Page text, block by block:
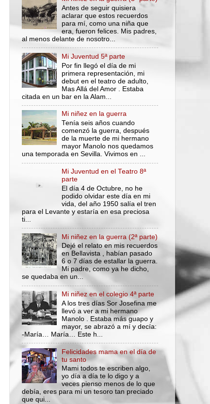
Antes de seguir quisiera
aclarar que estos recuerdos
para mí, como una niña que
era, fueron felices. Mis padres,
al menos delante de nosotro...
Mi Juventud 5ª parte
Por fin llegó el día de mi
primera representación, mi
debut en el teatro de adulto,
Mas Allá del Amor . Estaba
citada en un bar en la Alam...
Mi niñez en la guerra
Tenía seis años cuando
comenzó la guerra, después
de la muerte de mi hermano
mayor Manolo nos quedamos
una temporada en Sevilla. Vivimos en ...
Mi Juventud en el Teatro 8ª
parte
El día 4 de Octubre, no he
podido olvidar este día en mi
vida, del año 1950 salía el tren
para el Levante y estaría en esa preciosa
ti...
Mi niñez en la guerra (2ª parte)
Dejé el relato en mis recuerdos
en Bellavista , habían pasado
6 o 7 días de estallar la guerra.
Mi padre, como ya he dicho,
se quedaba en un...
Mi niñez en el colegio 4ª parte
A los tres días Sor Josefina me
llevó a ver a mi hermano
Manolo . Estaba más guapo y
mayor, se abrazó a mí y decía:
-María… María… Este h...
Felicidades mama en el día de
tu santo
Mami todos te escriben algo,
yo día a día te lo digo y a
veces pienso menos de lo que
debía, eres para mi un tesoro tan preciado
que qui...